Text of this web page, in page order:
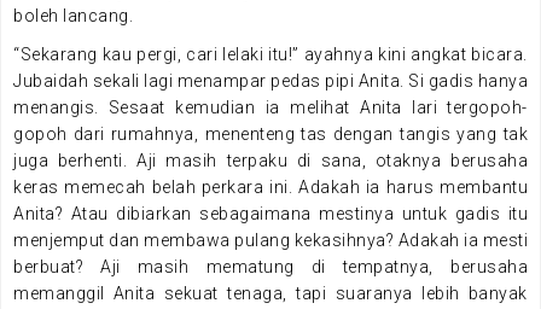
boleh lancang.
“Sekarang kau pergi, cari lelaki itu!” ayahnya kini angkat bicara.
Jubaidah sekali lagi menampar pedas pipi Anita. Si gadis hanya
menangis. Sesaat kemudian ia melihat Anita lari tergopoh-
gopoh dari rumahnya, menenteng tas dengan tangis yang tak
juga berhenti. Aji masih terpaku di sana, otaknya berusaha
keras memecah belah perkara ini. Adakah ia harus membantu
Anita? Atau dibiarkan sebagaimana mestinya untuk gadis itu
menjemput dan membawa pulang kekasihnya? Adakah ia mesti
berbuat? Aji masih mematung di tempatnya, berusaha
memanggil Anita sekuat tenaga, tapi suaranya lebih banyak